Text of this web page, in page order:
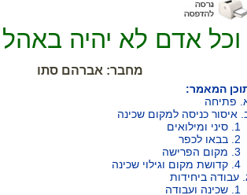
וכל אדם לא יהיה
מחבר: אברהם סתו
המאמר:
פתיחה
איסור כניסה למקום שכינה
עבודה ביחידות